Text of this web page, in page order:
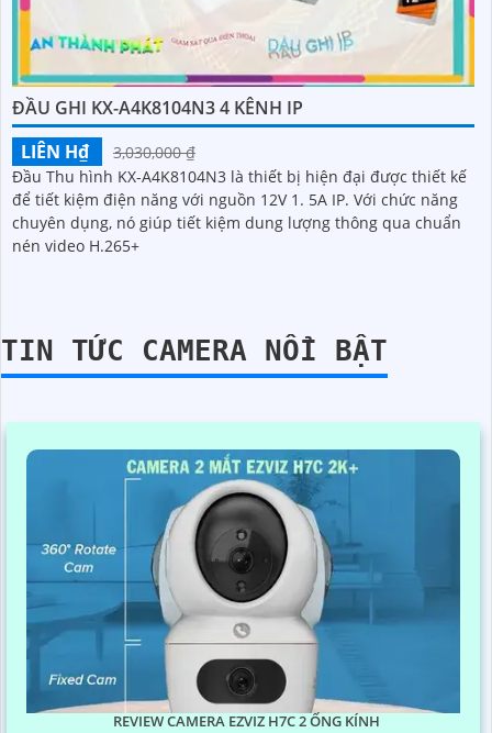
ĐẦU GHI KX-A4K8104N3 4 KÊNH IP
LIÊN H₫
3,030,000 ₫
Đầu Thu hình KX-A4K8104N3 là thiết bị hiện đại được thiết kế
để tiết kiệm điện năng với nguồn 12V 1. 5A IP. Với chức năng
chuyên dụng, nó giúp tiết kiệm dung lượng thông qua chuẩn
nén video H.265+
TIN TỨC CAMERA NỔI BẬT
REVIEW CAMERA EZVIZ H7C 2 ỐNG KÍNH